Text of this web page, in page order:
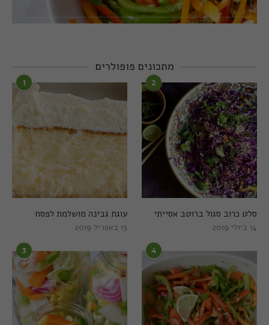
מתכונים פופולרים
1
עוגת גבינה מושלמת לפסח
13 באפריל 2019
2
סלט כרוב סגול ברוטב אסייתי
14 ביולי 2019
3 4